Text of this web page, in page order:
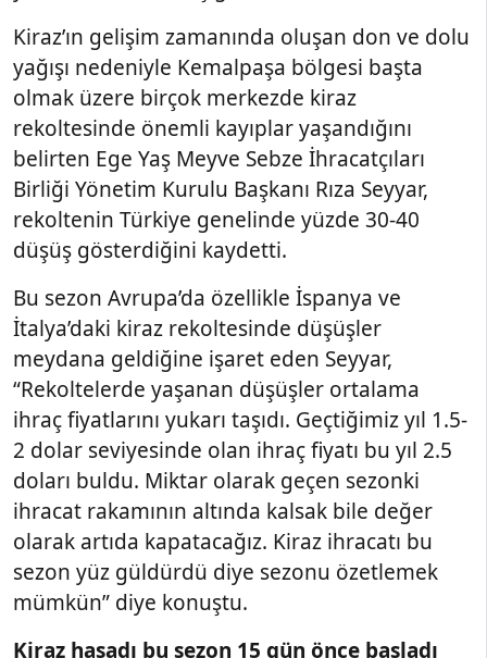
Kiraz’ın gelişim zamanında oluşan don ve dolu
yağışı nedeniyle Kemalpaşa bölgesi başta
olmak üzere birçok merkezde kiraz
rekoltesinde önemli kayıplar yaşandığını
belirten Ege Yaş Meyve Sebze İhracatçıları
Birliği Yönetim Kurulu Başkanı Rıza Seyyar,
rekoltenin Türkiye genelinde yüzde 30-40
düşüş gösterdiğini kaydetti.
Bu sezon Avrupa’da özellikle İspanya ve
İtalya’daki kiraz rekoltesinde düşüşler
meydana geldiğine işaret eden Seyyar,
“Rekoltelerde yaşanan düşüşler ortalama
ihraç fiyatlarını yukarı taşıdı. Geçtiğimiz yıl 1.5-
2 dolar seviyesinde olan ihraç fiyatı bu yıl 2.5
doları buldu. Miktar olarak geçen sezonki
ihracat rakamının altında kalsak bile değer
olarak artıda kapatacağız. Kiraz ihracatı bu
sezon yüz güldürdü diye sezonu özetlemek
mümkün” diye konuştu.
Kiraz hasadı bu sezon 15 gün önce başladı